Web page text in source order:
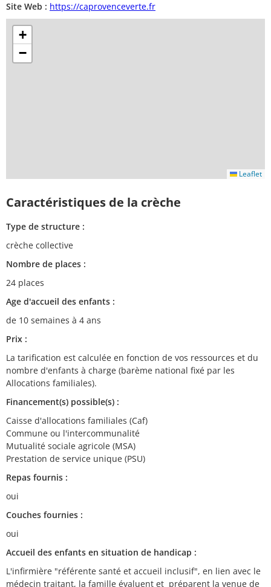
Site Web : https://caprovenceverte.fr
+
−
Leaflet
Caractéristiques de la crèche
Type de structure :
crèche collective
Nombre de places :
24 places
Age d'accueil des enfants :
de 10 semaines à 4 ans
Prix :
La tarification est calculée en fonction de vos ressources et du
nombre d'enfants à charge (barème national fixé par les
Allocations familiales).
Financement(s) possible(s) :
Caisse d'allocations familiales (Caf)
Commune ou l'intercommunalité
Mutualité sociale agricole (MSA)
Prestation de service unique (PSU)
Repas fournis :
oui
Couches fournies :
oui
Accueil des enfants en situation de handicap :
L'infirmière "référente santé et accueil inclusif", en lien avec le
médecin traitant, la famille évaluent et préparent la venue de